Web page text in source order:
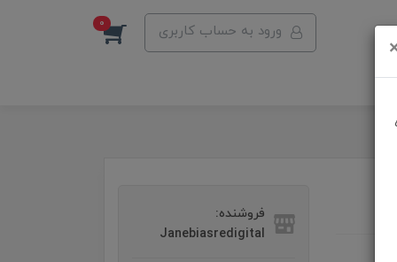
ورود به حساب کاربری 0
فروشنده:
Janebiasredigital